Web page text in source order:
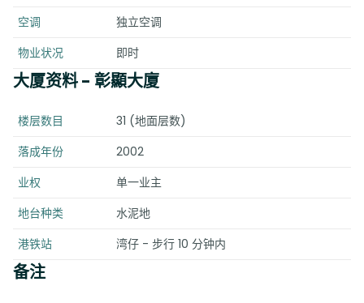
空调
独立空调
物业状况
即时
大厦资料- 彰顯大廈
楼层数目
31 (地面层数)
落成年份
2002
业权
单一业主
地台种类
水泥地
港铁站
湾仔 - 步行 10 分钟内
备注